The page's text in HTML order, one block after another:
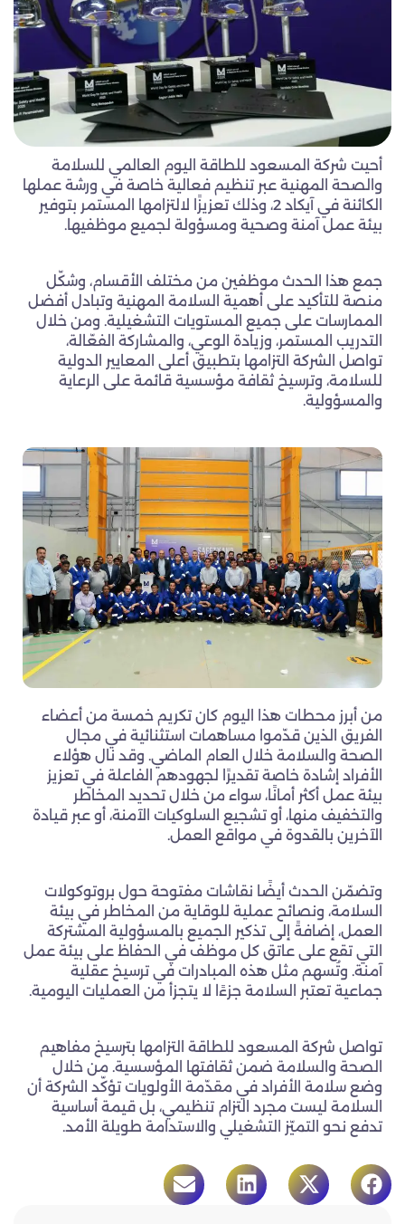
أحيت شركة المسعود للطاقة اليوم العالمي للسلامة
والصحة المهنية عبر تنظيم فعالية خاصة في ورشة عملها
الكائنة في آيكاد 2، وذلك تعزيزًا لالتزامها المستمر بتوفير
بيئة عمل آمنة وصحية ومسؤولة لجميع موظفيها.
جمع هذا الحدث موظفين من مختلف الأقسام، وشكّل
منصة للتأكيد على أهمية السلامة المهنية وتبادل أفضل
الممارسات على جميع المستويات التشغيلية. ومن خلال
التدريب المستمر، وزيادة الوعي، والمشاركة الفعّالة،
تواصل الشركة التزامها بتطبيق أعلى المعايير الدولية
للسلامة، وترسيخ ثقافة مؤسسية قائمة على الرعاية
والمسؤولية.
من أبرز محطات هذا اليوم كان تكريم خمسة من أعضاء
الفريق الذين قدّموا مساهمات استثنائية في مجال
الصحة والسلامة خلال العام الماضي. وقد نال هؤلاء
الأفراد إشادة خاصة تقديرًا لجهودهم الفاعلة في تعزيز
بيئة عمل أكثر أمانًا، سواء من خلال تحديد المخاطر
والتخفيف منها، أو تشجيع السلوكيات الآمنة، أو عبر قيادة
الآخرين بالقدوة في مواقع العمل.
وتضمّن الحدث أيضًا نقاشات مفتوحة حول بروتوكولات
السلامة، ونصائح عملية للوقاية من المخاطر في بيئة
العمل، إضافةً إلى تذكير الجميع بالمسؤولية المشتركة
التي تقع على عاتق كل موظف في الحفاظ على بيئة عمل
آمنة. وتُسهم مثل هذه المبادرات في ترسيخ عقلية
جماعية تعتبر السلامة جزءًا لا يتجزأ من العمليات اليومية.
تواصل شركة المسعود للطاقة التزامها بترسيخ مفاهيم
الصحة والسلامة ضمن ثقافتها المؤسسية. من خلال
وضع سلامة الأفراد في مقدّمة الأولويات تؤكّد الشركة أن
السلامة ليست مجرد التزام تنظيمي، بل قيمة أساسية
تدفع نحو التميّز التشغيلي والاستدامة طويلة الأمد.